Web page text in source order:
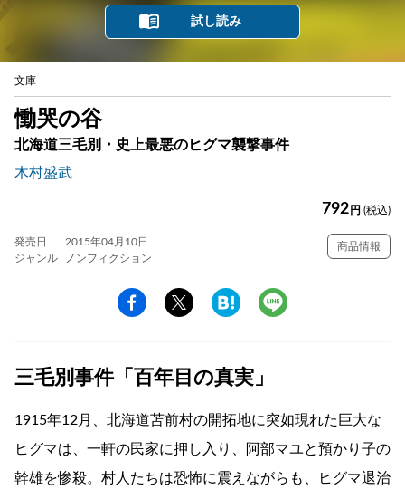
試し読み
文庫
慟哭の谷
北海道三毛別・史上最悪のヒグマ襲撃事件
木村盛武
792 円 (税込)
発売日
2015年04月10日
ジャンル
ノンフィクション
商品情報
三毛別事件「百年目の真実」
1915年12月、北海道苫前村の開拓地に突如現れた巨大な
ヒグマは、一軒の民家に押し入り、阿部マユと預かり子の
幹雄を惨殺。村人たちは恐怖に震えながらも、ヒグマ退治